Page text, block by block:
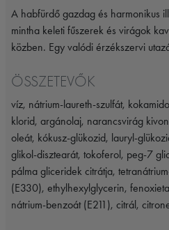
A habfürdő gazdag és harmonikus
mintha keleti fűszerek és virágok
közben. Egy valódi érzékszervi
ÖSSZETEVŐK
víz, nátrium-laureth-szulfát,
klorid, argánolaj, narancsvirág
oleát, kókusz-glükozid, lauryl-
glikol-disztearát, tokoferol, peg-7
pálma gliceridek citrátja,
(E330), ethylhexylglycerin,
nátrium-benzoát (E211), citrál,